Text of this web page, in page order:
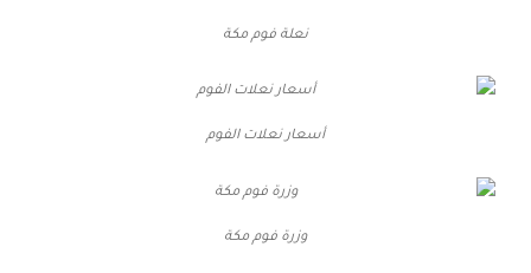
نعلة فوم مكة
أسعار نعلات الفوم
وزرة فوم مكة